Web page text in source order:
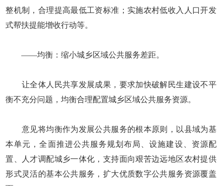
整机制，合理提高最低工资标准；实施农村低收入人口开发
式帮扶提能增收行动等。
——均衡：缩小城乡区域公共服务差距。
让全体人民共享发展成果，要求加快破解民生建设不平
衡不充分问题，均衡合理配置城乡区域公共服务资源。
意见将均衡作为发展公共服务的根本原则，以县域为基
本单元，全面推进公共服务规划布局、设施建设、资源配
置、人才调配城乡一体化，支持面向艰苦边远地区农村提供
形式灵活的基本公共服务，扩大优质数字公共服务资源覆盖